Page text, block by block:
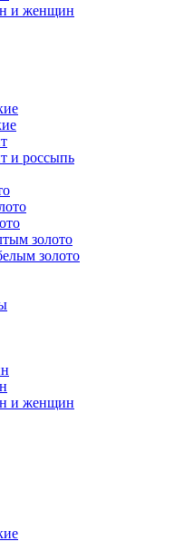
и женщин
и россыпь
золото
золото
и женщин